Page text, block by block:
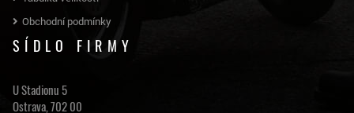
Obchodní podmínky
SÍDLO FIRMY
U Stadionu 5
Ostrava, 702 00